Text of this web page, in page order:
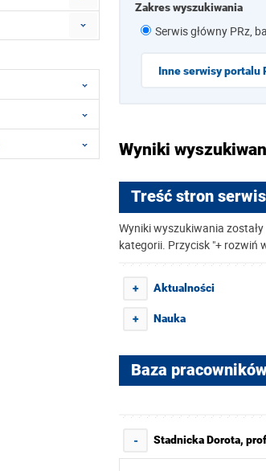
Zakres wyszukiwania
Serwis główny PRz,
Inne serwisy portalu
Wyniki
Treść stron
Wyniki wyszukiwania
kategorii. Przycisk "+ rozwiń
+ Aktualności
+ Nauka
Baza
- Stadnicka Dorota,